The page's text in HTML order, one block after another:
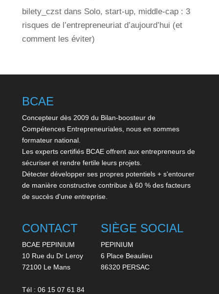
bilety_czstdans Solo, start-up, middle-cap : 3
risques de l’entrepreneuriat d’aujourd’hui (et
comment les éviter)
BCAE
Concepteur dès 2009 du Bilan-boosteur de
Compétences Entrepreneuriales, nous en sommes
formateur national.
Les experts certifiés BCAE offrent aux entrepreneurs de
sécuriser et rendre fertile leurs projets.
Détecter développer ses propres potentiels + s'entourer
de manière constructive contribue à 60 % des facteurs
de succès d'une entreprise.
CONTACT
BCAE PEPINIUM
10 Rue du Dr Leroy
72100 Le Mans
Tél : 06 15 07 61 84
SIÈGE SOCIAL
PEPINIUM
6 Place Beaulieu
86320 PERSAC